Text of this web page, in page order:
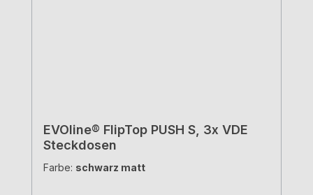
EVOline® FlipTop PUSH S, 3x VDE
Steckdosen
Farbe: schwarz matt